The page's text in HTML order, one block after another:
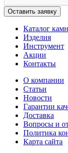
Каталог
Изделия
Инструмент
Акции
Контакты
О компании
Статьи
Новости
Гарантии
Доставка
Вопросы и
Политика
Карта сайта